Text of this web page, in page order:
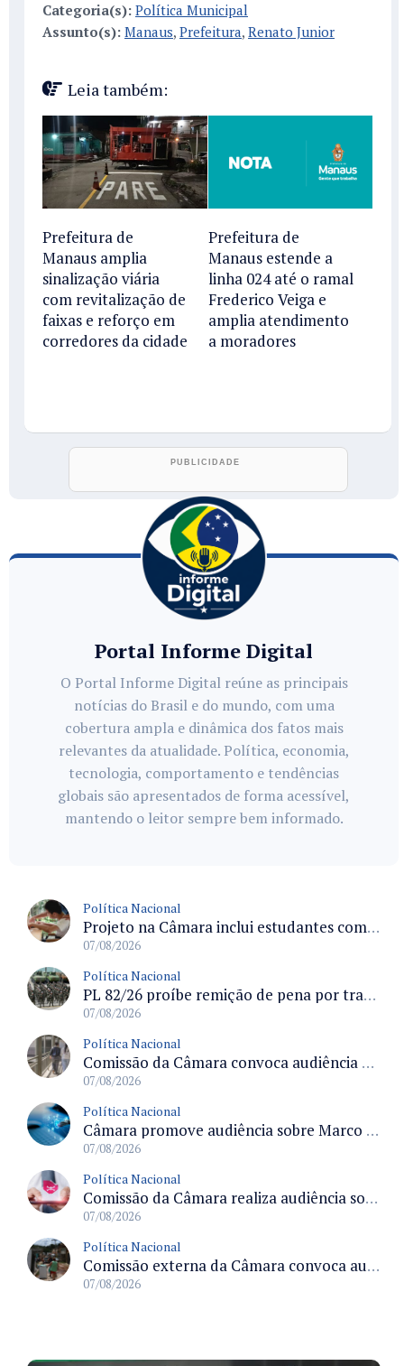
Categoria(s): Política Municipal
Assunto(s): Manaus, Prefeitura, Renato Junior
Leia também:
Prefeitura de
Manaus amplia
sinalização viária
com revitalização de
faixas e reforço em
corredores da cidade
Prefeitura de
Manaus estende a
linha 024 até o ramal
Frederico Veiga e
amplia atendimento
a moradores
Portal Informe Digital
O Portal Informe Digital reúne as principais
notícias do Brasil e do mundo, com uma
cobertura ampla e dinâmica dos fatos mais
relevantes da atualidade. Política, economia,
tecnologia, comportamento e tendências
globais são apresentados de forma acessível,
mantendo o leitor sempre bem informado.
Política Nacional
Projeto na Câmara inclui estudantes com deficiência no regime escolar especial da LDB e estabelece critérios para frequência
07/08/2026
Política Nacional
PL 82/26 proíbe remição de pena por trabalho em funções militares para condenados por crimes contra o Estado Democrático de Direito
07/08/2026
Política Nacional
Comissão da Câmara convoca audiência para discutir misoginia nas escolas e universidades após divulgação de listas misóginas
07/08/2026
Política Nacional
Câmara promove audiência sobre Marco de Fomento à Economia Digital e impactos da inteligência artificial
07/08/2026
Política Nacional
Comissão da Câmara realiza audiência sobre apostas online para medir o tamanho do mercado ilegal
07/08/2026
Política Nacional
Comissão externa da Câmara convoca audiência pública sobre chuvas na Zona da Mata de Minas Gerais e impactos em Juiz de Fora
07/08/2026